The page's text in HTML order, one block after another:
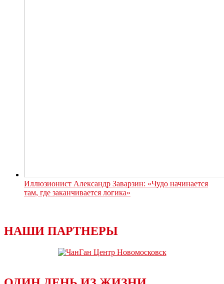
Иллюзионист Александр Заварзин: «Чудо начинается
там, где заканчивается логика»
НАШИ ПАРТНЕРЫ